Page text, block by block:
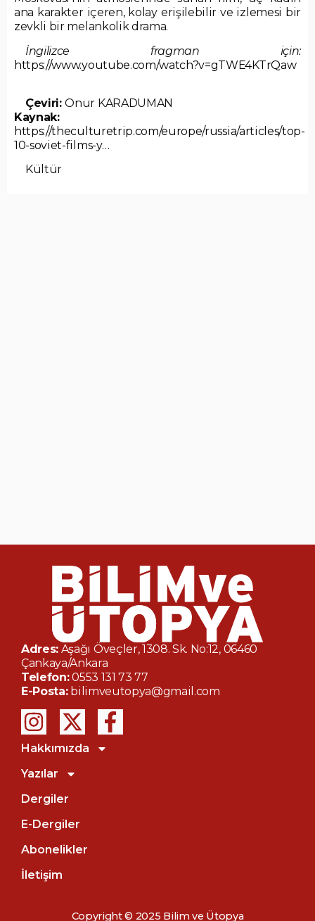
ana karakter içeren, kolay erişilebilir ve izlemesi bir
zevkli bir melankolik drama.
İngilizce fragman için:
https://www.youtube.com/watch?v=gTWE4KTrQaw
Çeviri:Onur KARADUMAN
Kaynak:
https://theculturetrip.com/europe/russia/articles/top-
10-soviet-films-y…
Kültür
Adres: Aşağı Öveçler, 1308. Sk. No:12, 06460
Çankaya/Ankara
Telefon:0553 131 73 77
E-Posta: bilimveutopya@gmail.com
Hakkımızda
Yazılar
Dergiler
E-Dergiler
Abonelikler
İletişim
Copyright © 2025 Bilim ve Ütopya